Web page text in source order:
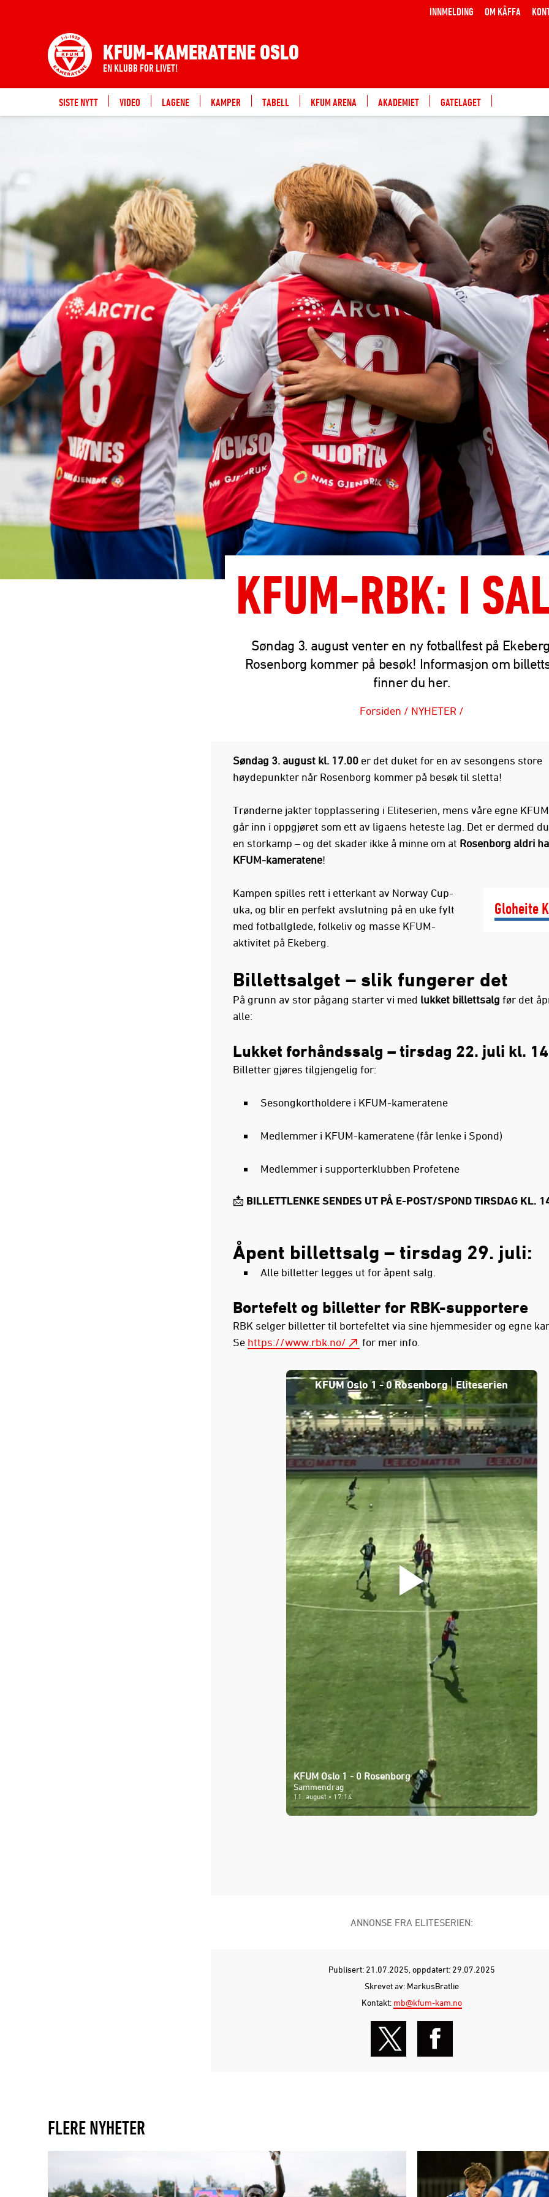
INNMELDING OM KÅFFA
KFUM-KAMERATENE OSLO
EN KLUBB FOR LIVET!
SISTE NYTT VIDEO LAGENE KAMPER TABELL KFUM ARENA AKADEMIET GATELAGET
KFUM-RBK: I
Søndag 3. august venter en ny fotballfest på
Rosenborg kommer på besøk! Informasjon om
finner du her.
Forsiden / NYHETER /
Søndag 3. august kl. 17.00er det duket for en av sesongens store
høydepunkter når Rosenborg kommer på besøk til sletta!
Trønderne jakter topplassering i Eliteserien, mens våre egne
går inn i oppgjøret som ett av ligaens heteste lag. Det er dermed
en storkamp – og det skader ikke å minne om at Rosenborg aldri
KFUM-kameratene!
Gloheite
Kampen spilles rett i etterkant av Norway Cup-
uka, og blir en perfekt avslutning på en uke fylt
med fotballglede, folkeliv og masse KFUM-
aktivitet på Ekeberg.
Billettsalget – slik fungerer det
På grunn av stor pågang starter vi med lukket billettsalg før det
alle:
Lukket forhåndssalg – tirsdag 22. juli kl.
Billetter gjøres tilgjengelig for:
Sesongkortholdere i KFUM-kameratene
Medlemmer i KFUM-kameratene (får lenke i Spond)
Medlemmer i supporterklubben Profetene
📩 BILLETTLENKE SENDES UT PÅ E-POST/SPOND TIRSDAG KL.
Åpent billettsalg – tirsdag 29. juli:
Alle billetter legges ut for åpent salg.
Bortefelt og billetter for RBK-supportere
RBK selger billetter til bortefeltet via sine hjemmesider og egne
Se https://www.rbk.no/ for mer info.
KFUM Oslo 1 - 0 Rosenborg Eliteserien
KFUM Oslo 1 - 0 Rosenborg
Sammendrag
11. august • 17:14
Publisert: 21.07.2025, oppdatert: 29.07.2025